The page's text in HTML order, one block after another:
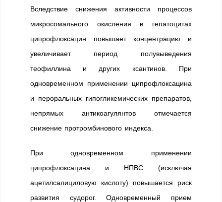
Вследствие снижения активности процессов
микросомального окисления в гепатоцитах
ципрофлоксацин повышает концентрацию и
увеличивает период полувыведения
теофиллина и других ксантинов. При
одновременном применении ципрофлоксацина
и пероральных гипогликемических препаратов,
непрямых антикоагулянтов отмечается
снижение протромбинового индекса.
При одновременном применении
ципрофлоксацина и НПВС (исключая
ацетилсалициловую кислоту) повышается риск
развития судорог. Одновременный прием